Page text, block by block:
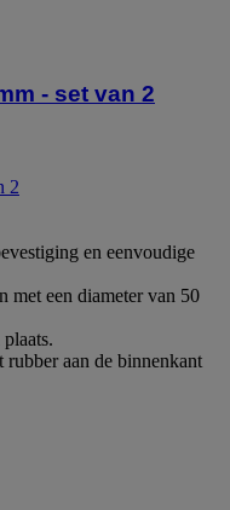
- set van 2
2
en eenvoudige
met een diameter van 50
aan de binnenkant